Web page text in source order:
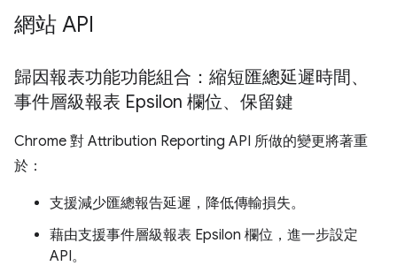
網站 API
歸因報表功能功能組合：縮短匯總延遲時間、
事件層級報表 Epsilon 欄位、保留鍵
Chrome 對 Attribution Reporting API 所做的變更將著重
於：
支援減少匯總報告延遲，降低傳輸損失。
藉由支援事件層級報表 Epsilon 欄位，進一步設定
API。